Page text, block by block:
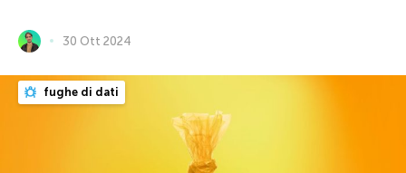
30 Ott 2024
fughe di dati